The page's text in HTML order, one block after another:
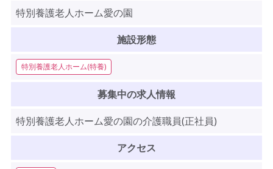
特別養護老人ホーム愛の園
施設形態
特別養護老人ホーム(特養)
募集中の求人情報
特別養護老人ホーム愛の園の介護職員(正社員)
アクセス